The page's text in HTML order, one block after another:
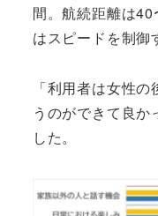
間。航続距離は
はスピードを制御
「利用者は女性
うのができて良か
した。